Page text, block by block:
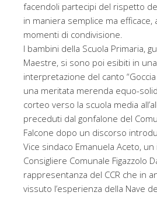
facendoli partecipi del rispetto
in maniera semplice ma efficace,
momenti di condivisione.
I bambini della Scuola Primaria,
Maestre, si sono poi esibiti in
interpretazione del canto
una meritata merenda equo-
corteo verso la scuola media
preceduti dal gonfalone del
Falcone dopo un discorso
Vice sindaco Emanuela Aceto,
Consigliere Comunale Figazzolo
rappresentanza del CCR che in
vissuto l’esperienza della Nave